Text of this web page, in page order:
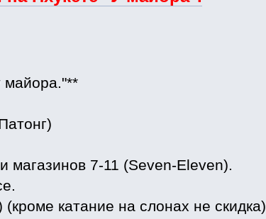
майора."**
магазинов 7-11 (Seven-Eleven).
катание на слонах не скидка)